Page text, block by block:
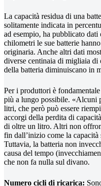
La capacità residua di una
solitamente indicata in
ad esempio, ha pubblicato dati
chilometri le sue batterie
originaria. Anche altri dati
diverse centinaia di migliaia
della batteria diminuiscano in
Per i produttori è
più a lungo possibile. «Alcuni
litri, che però può essere
accorgi della perdita di
di oltre un litro. Altri non
fin dall’inizio come la
Tuttavia, la batteria non
causa del tempo
che non fa nulla sul divano.
Numero cicli di ricarica: